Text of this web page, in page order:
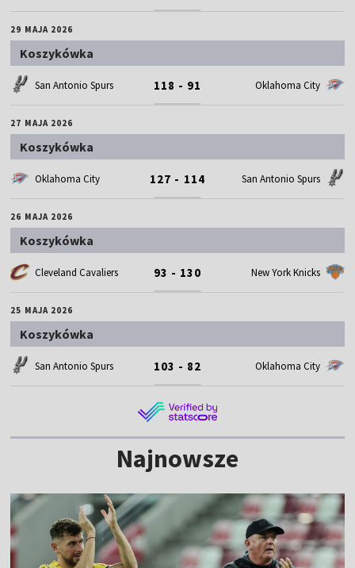
29 MAJA 2026
Koszykówka
San Antonio Spurs 118 - 91 Oklahoma City
27 MAJA 2026
Koszykówka
Oklahoma City 127 - 114 San Antonio Spurs
26 MAJA 2026
Koszykówka
Cleveland Cavaliers 93 - 130 New York Knicks
25 MAJA 2026
Koszykówka
San Antonio Spurs 103 - 82 Oklahoma City
Najnowsze